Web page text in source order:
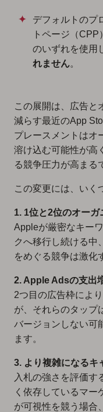
デフォルトのプ
トページ（
のいずれを使用
れません。
この展開は、広告と
減らす最近のApp
プレースメントはオ
溶け込む可能性が高
る競争圧力が高まる
この変更には、いく
1. 1位と2位のオー
Appleが厳密なキー
クへ移行し続ける中
をめぐる競争は激化
2. Apple Adsの支出
2つ目の広告枠によ
が、それらのタップ
バージョンしない可
ます。
3. より複雑になるキ
入札の強さを評価す
く依存しているマー
が可視性を競う場合